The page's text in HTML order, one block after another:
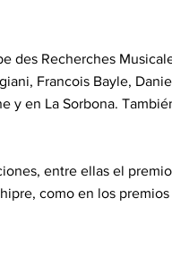
des Recherches
Francois Bayle,
y en La Sorbona.
entre ellas el
como en los premios